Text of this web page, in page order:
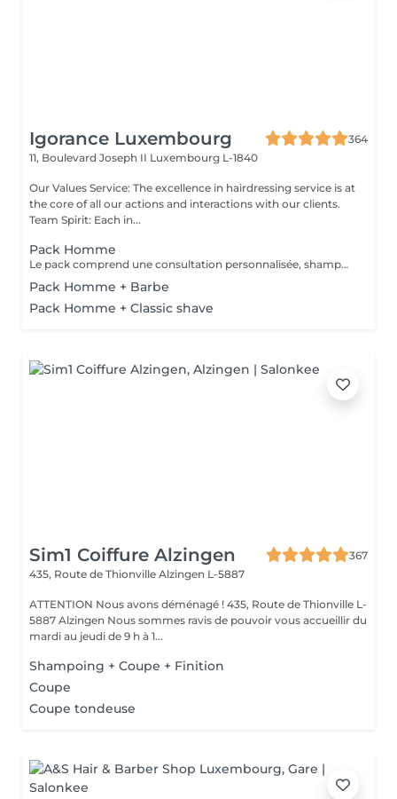
Igorance Luxembourg
364
11, Boulevard Joseph II Luxembourg L-1840
Our Values Service: The excellence in hairdressing service is at
the core of all our actions and interactions with our clients.
Team Spirit: Each in...
Pack Homme
Le pack comprend une consultation personnalisée, shampooing et conditionneur spécifiques REDKEN, la coupe IGORANCE (finitions sur cheveux secs ) et les produits de styling REDKEN * Tarifs à titre indicatifs à confirmer après la consultation personnalisée établit auprès de votre coiffeur/stylist/spécialiste * La direction se réserve le droit d’apporter des modifications pour le bon fonctionnement du salon
Pack Homme + Barbe
Pack Homme + Classic shave
Sim1 Coiffure Alzingen
367
435, Route de Thionville Alzingen L-5887
ATTENTION Nous avons déménagé ! 435, Route de Thionville L-
5887 Alzingen Nous sommes ravis de pouvoir vous accueillir du
mardi au jeudi de 9 h à 1...
Shampoing + Coupe + Finition
Coupe
Coupe tondeuse